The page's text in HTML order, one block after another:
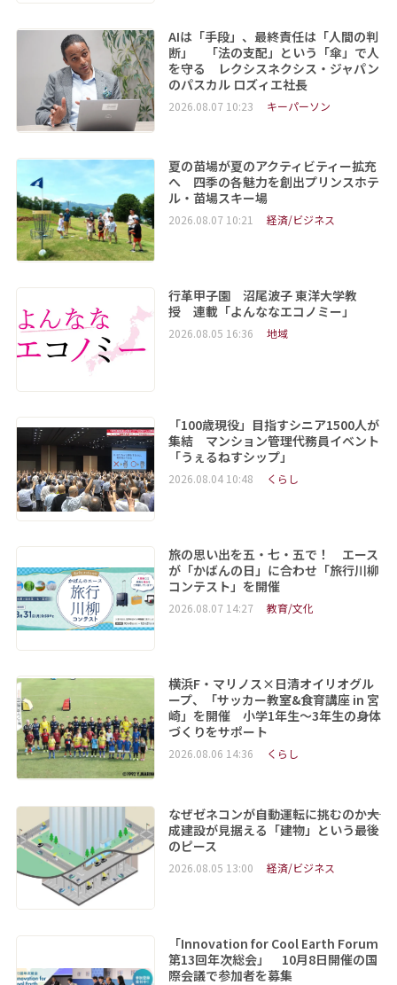
AIは「手段」、最終責任は「人間の判
断」 「法の支配」という「傘」で人
を守る レクシスネクシス・ジャパン
のパスカル ロズィエ社長
2026.08.07 10:23 キーパーソン
夏の苗場が夏のアクティビティー拡充
へ 四季の各魅力を創出プリンスホテ
ル・苗場スキー場
2026.08.07 10:21 経済/ビジネス
行革甲子園 沼尾波子 東洋大学教
授 連載「よんななエコノミー」
2026.08.05 16:36 地域
「100歳現役」目指すシニア1500人が
集結 マンション管理代務員イベント
「うぇるねすシップ」
2026.08.04 10:48 くらし
旅の思い出を五・七・五で！ エース
が「かばんの日」に合わせ「旅行川柳
コンテスト」を開催
2026.08.07 14:27 教育/文化
横浜F・マリノス×日清オイリオグル
ープ、「サッカー教室&食育講座 in 宮
崎」を開催 小学1年生～3年生の身体
づくりをサポート
2026.08.06 14:36 くらし
なぜゼネコンが自動運転に挑むのか――大
成建設が見据える「建物」という最後
のピース
2026.08.05 13:00 経済/ビジネス
「Innovation for Cool Earth Forum
第13回年次総会」 10月8日開催の国
際会議で参加者を募集